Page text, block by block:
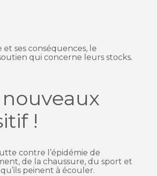
ses conséquences, le
qui concerne leurs stocks.
nouveaux
!
contre l’épidémie de
de la chaussure, du sport et
peinent à écouler.